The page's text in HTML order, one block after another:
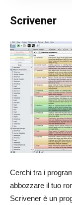
Scrivener
Cerchi tra i
abbozzare il tuo
Scrivener è un